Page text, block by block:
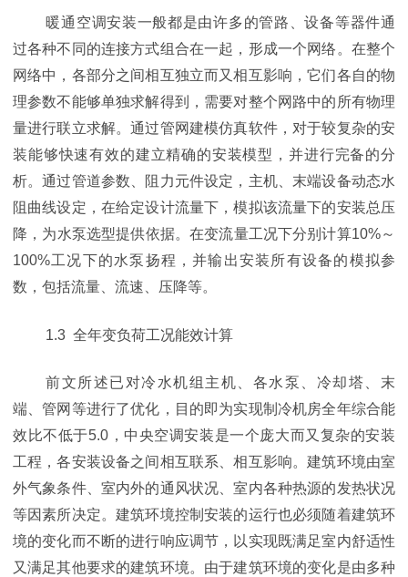
暖通空调安装一般都是由许多的管路、设备等器件通
过各种不同的连接方式组合在一起，形成一个网络。在整个
网络中，各部分之间相互独立而又相互影响，它们各自的物
理参数不能够单独求解得到，需要对整个网路中的所有物理
量进行联立求解。通过管网建模仿真软件，对于较复杂的安
装能够快速有效的建立精确的安装模型，并进行完备的分
析。通过管道参数、阻力元件设定，主机、末端设备动态水
阻曲线设定，在给定设计流量下，模拟该流量下的安装总压
降，为水泵选型提供依据。在变流量工况下分别计算10%～
100%工况下的水泵扬程，并输出安装所有设备的模拟参
数，包括流量、流速、压降等。
1.3 全年变负荷工况能效计算
前文所述已对冷水机组主机、各水泵、冷却塔、末
端、管网等进行了优化，目的即为实现制冷机房全年综合能
效比不低于5.0，中央空调安装是一个庞大而又复杂的安装
工程，各安装设备之间相互联系、相互影响。建筑环境由室
外气象条件、室内外的通风状况、室内各种热源的发热状况
等因素所决定。建筑环境控制安装的运行也必须随着建筑环
境的变化而不断的进行响应调节，以实现既满足室内舒适性
又满足其他要求的建筑环境。由于建筑环境的变化是由多种